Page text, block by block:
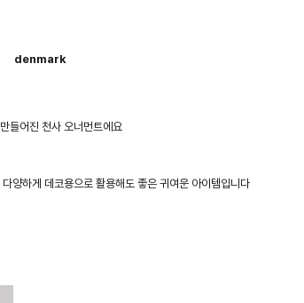
denmark
들어진 천사 오너먼트에요
양하게 데코용으로 활용해도 좋은 귀여운 아이템입니다